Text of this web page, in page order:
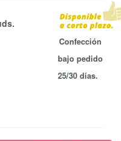
Confección
bajo pedido
25/30 días.